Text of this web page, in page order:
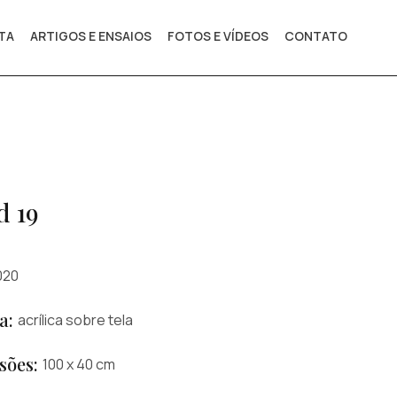
ARTIGOS E ENSAIOS FOTOS E VÍDEOS CONTATO
19
acrílica sobre tela
100 x 40 cm